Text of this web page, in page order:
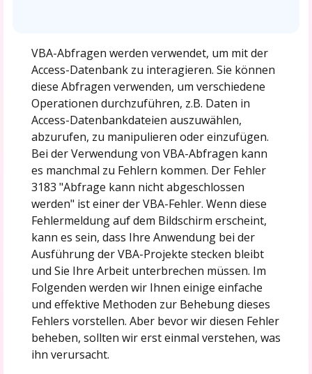
VBA-Abfragen werden verwendet, um mit der
Access-Datenbank zu interagieren. Sie können
diese Abfragen verwenden, um verschiedene
Operationen durchzuführen, z.B. Daten in
Access-Datenbankdateien auszuwählen,
abzurufen, zu manipulieren oder einzufügen.
Bei der Verwendung von VBA-Abfragen kann
es manchmal zu Fehlern kommen. Der Fehler
3183 "Abfrage kann nicht abgeschlossen
werden" ist einer der VBA-Fehler. Wenn diese
Fehlermeldung auf dem Bildschirm erscheint,
kann es sein, dass Ihre Anwendung bei der
Ausführung der VBA-Projekte stecken bleibt
und Sie Ihre Arbeit unterbrechen müssen. Im
Folgenden werden wir Ihnen einige einfache
und effektive Methoden zur Behebung dieses
Fehlers vorstellen. Aber bevor wir diesen Fehler
beheben, sollten wir erst einmal verstehen, was
ihn verursacht.